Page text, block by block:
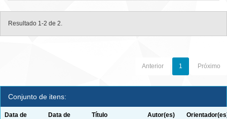
Resultado 1-2 de 2.
Anterior 1 Próximo
Conjunto de itens:
Data de
Data de
Título Autor(es)